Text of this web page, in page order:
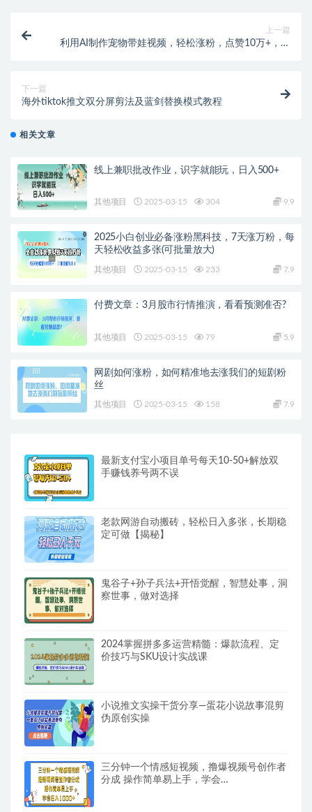
上一篇
利用AI制作宠物带娃视频，轻松涨粉，点赞10万+，单
下一篇
海外tiktok推文双分屏剪法及蓝剑替换模式教程
相关文章
线上兼职批改作业，识字就能玩，日入500+
其他项目 2025-03-15 304 9.9
2025小白创业必备涨粉黑科技，7天涨万粉，每
天轻松收益多张(可批量放大)
其他项目 2025-03-15 233 7.9
付费文章：3月股市行情推演，看看预测准否?
其他项目 2025-03-15 79 5.9
网剧如何涨粉，如何精准地去涨我们的短剧粉
丝
其他项目 2025-03-15 158 7.9
最新支付宝小项目单号每天10-50+解放双
手赚钱养号两不误
老款网游自动搬砖，轻松日入多张，长期稳
定可做【揭秘】
鬼谷子+孙子兵法+开悟觉醒，智慧处事，洞
察世事，做对选择
2024掌握拼多多运营精髓：爆款流程、定
价技巧与SKU设计实战课
小说推文实操干货分享—蛋花小说故事混剪
伪原创实操
三分钟一个情感短视频，撸爆视频号创作者
分成 操作简单易上手，学会…